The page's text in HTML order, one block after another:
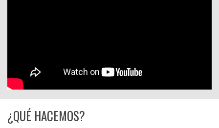
¿QUÉ HACEMOS?